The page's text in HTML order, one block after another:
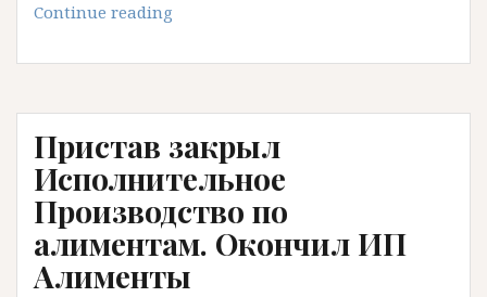
Continue reading
ИП
в
ТДС
совершеннолетия
ребенка
Пристав закрыл
Исполнительное
Производство по
алиментам. Окончил ИП
Алименты